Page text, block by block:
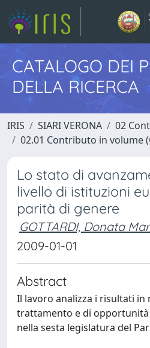
CATALOGO DEI
DELLA RICERCA
IRIS SIARI VERONA
02
02.01 Contributo in volume
Lo stato di
livello di istituzioni
parità di genere
GOTTARDI, Donata
2009-01-01
Abstract
Il lavoro analizza i risultati in
trattamento e di
nella sesta legislatura del